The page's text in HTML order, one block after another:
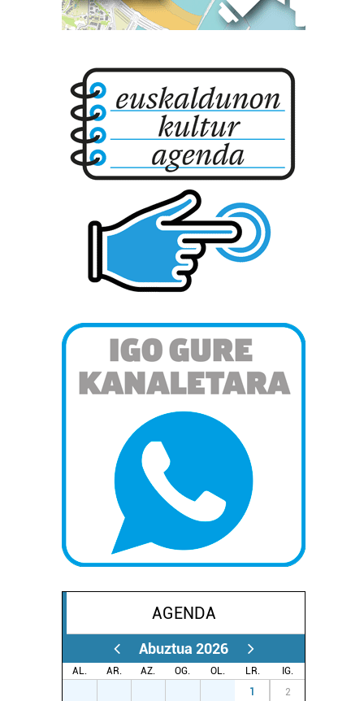
AGENDA
Abuztua 2026
AL. AR. AZ. OG. OL. LR.
IG.
1 2